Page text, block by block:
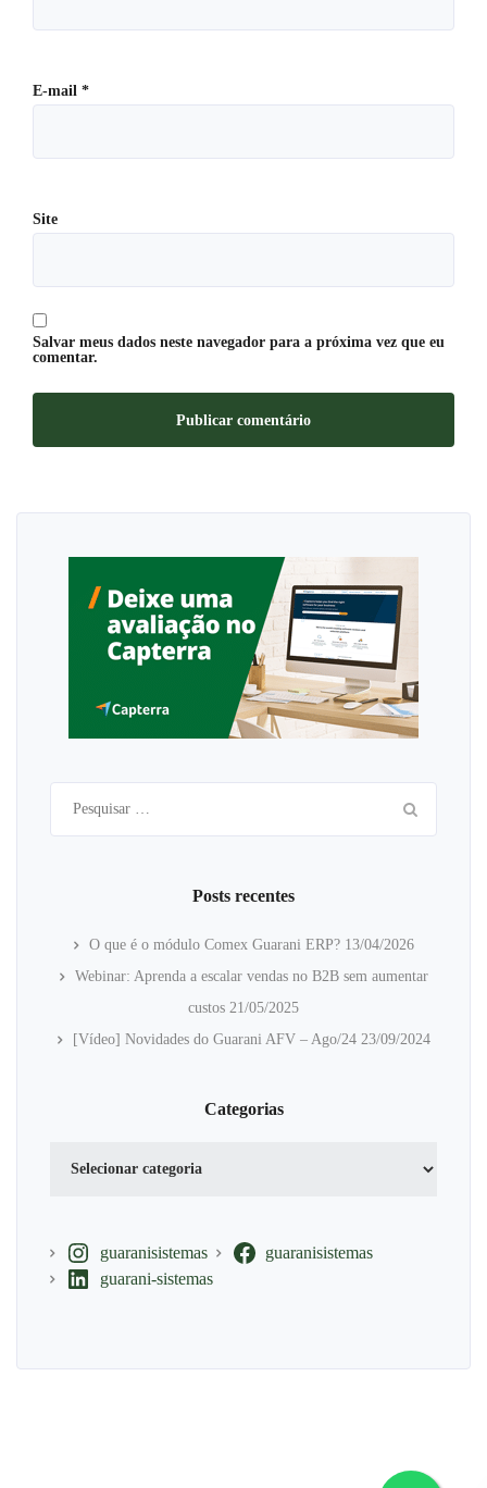
E-mail *
Site
Salvar meus dados neste navegador para a próxima vez que eu
comentar.
por:
Posts recentes
O que é o módulo Comex Guarani ERP? 13/04/2026
Webinar: Aprenda a escalar vendas no B2B sem aumentar
custos 21/05/2025
[Vídeo] Novidades do Guarani AFV – Ago/24 23/09/2024
Categorias
guaranisistemas
guaranisistemas
guarani-sistemas